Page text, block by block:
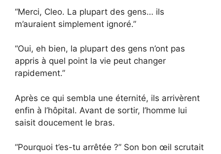
“Merci, Cleo. La plupart des gens… ils
m’auraient simplement ignoré.”
“Oui, eh bien, la plupart des gens n’ont pas
appris à quel point la vie peut changer
rapidement.”
Après ce qui sembla une éternité, ils arrivèrent
enfin à l’hôpital. Avant de sortir, l’homme lui
saisit doucement le bras.
“Pourquoi t’es-tu arrêtée ?” Son bon œil scrutait